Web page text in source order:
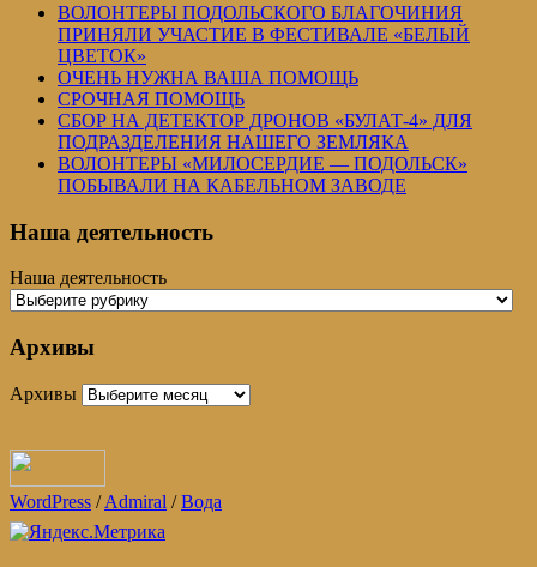
ВОЛОНТЕРЫ ПОДОЛЬСКОГО БЛАГОЧИНИЯ
ПРИНЯЛИ УЧАСТИЕ В ФЕСТИВАЛЕ «БЕЛЫЙ
ЦВЕТОК»
ОЧЕНЬ НУЖНА ВАША ПОМОЩЬ
СРОЧНАЯ ПОМОЩЬ
СБОР НА ДЕТЕКТОР ДРОНОВ «БУЛАТ-4» ДЛЯ
ПОДРАЗДЕЛЕНИЯ НАШЕГО ЗЕМЛЯКА
ВОЛОНТЕРЫ «МИЛОСЕРДИЕ — ПОДОЛЬСК»
ПОБЫВАЛИ НА КАБЕЛЬНОМ ЗАВОДЕ
Наша деятельность
Наша деятельность
Архивы
Архивы
WordPress /Admiral /Вода